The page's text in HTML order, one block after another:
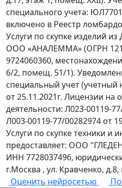
специального учета:
включено в Реестр
Услуги по скупке изделий
ООО «АНАЛЕММА» (ОГРН
9724060360,
6/2, помещ. 51/1).
специальный учет
от 25.11.2021г. Лицензии на
деятельности: Л023-00119-
Л003-00119-77/00282974 от
Услуги по скупке техники и
предоставляет: ООО
ИНН 7728037496,
г.Москва , ул. Кравченко,
Оценить нейросетью